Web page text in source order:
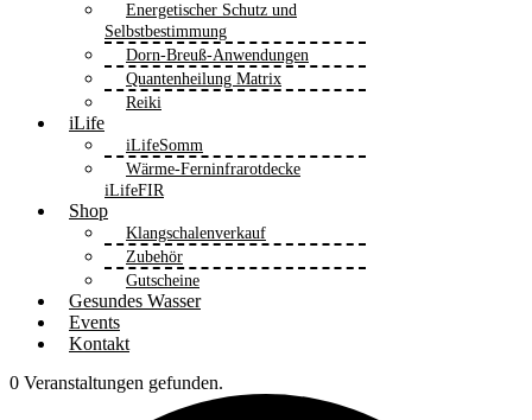
Energetischer Schutz und
Selbstbestimmung
Dorn-Breuß-Anwendungen
Quantenheilung Matrix
Reiki
iLife
iLifeSomm
Wärme-Ferninfrarotdecke
iLifeFIR
Shop
Klangschalenverkauf
Zubehör
Gutscheine
Gesundes Wasser
Events
Kontakt
0 Veranstaltungen gefunden.